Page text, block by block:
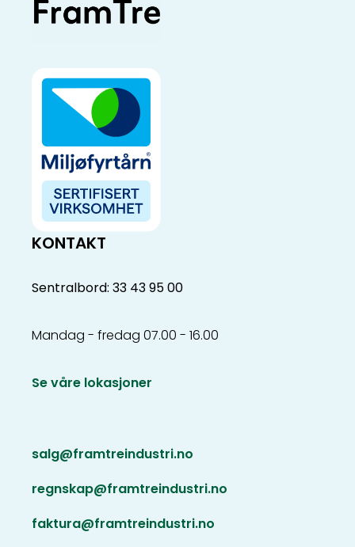
KONTAKT
Sentralbord: 33 43 95 00
Mandag - fredag 07.00 - 16.00
Se våre lokasjoner
salg@framtreindustri.no
regnskap@framtreindustri.no
faktura@framtreindustri.no